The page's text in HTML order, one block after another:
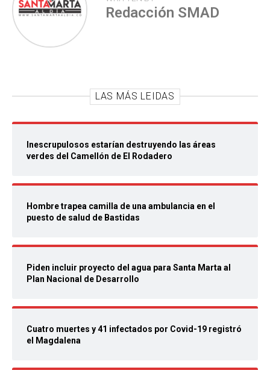
Redacción SMAD
LAS MÁS LEIDAS
Inescrupulosos estarían destruyendo las áreas
verdes del Camellón de El Rodadero
Hombre trapea camilla de una ambulancia en el
puesto de salud de Bastidas
Piden incluir proyecto del agua para Santa Marta al
Plan Nacional de Desarrollo
Cuatro muertes y 41 infectados por Covid-19 registró
el Magdalena